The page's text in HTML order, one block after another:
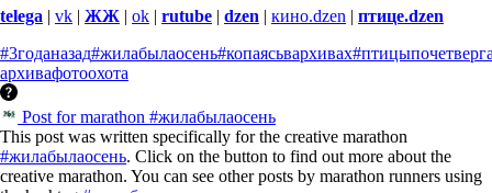
telega | vk | ЖЖ | ok | rutube | dzen | кино.dzen | птице.dzen
#3годаназад#жилабылаосень#копаясьвархивах
архивафотоохота
Post for marathon #жилабылаосень
This post was written specifically for the creative marathon
#жилабылаосень. Click on the button to find out more about the
creative marathon. You can see other posts by marathon runners using